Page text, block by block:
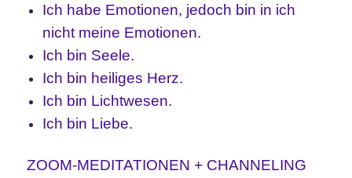
Ich habe Emotionen, jedoch bin in ich
nicht meine Emotionen.
Ich bin Seele.
Ich bin heiliges Herz.
Ich bin Lichtwesen.
Ich bin Liebe.
ZOOM-MEDITATIONEN + CHANNELING